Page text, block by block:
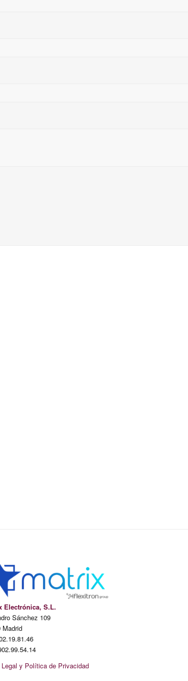
Electrónica, S.L.
Sánchez 109
Madrid
y Política de Privacidad